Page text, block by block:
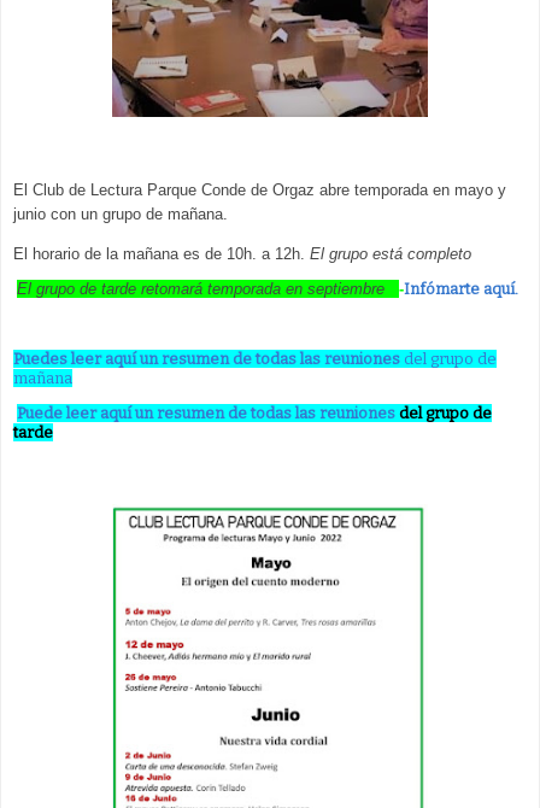
El Club de Lectura Parque Conde de Orgaz abre temporada en mayo y
junio con un grupo de mañana.
El horario de la mañana es de 10h. a 12h. El grupo está completo
El grupo de tarde retomará temporada en septiembre
-Infómarte aquí.
Puedes leer aquí un resumen de todas las reuniones del grupo de
mañana
Puede leer aquí un resumen de todas las reuniones del grupo de
tarde